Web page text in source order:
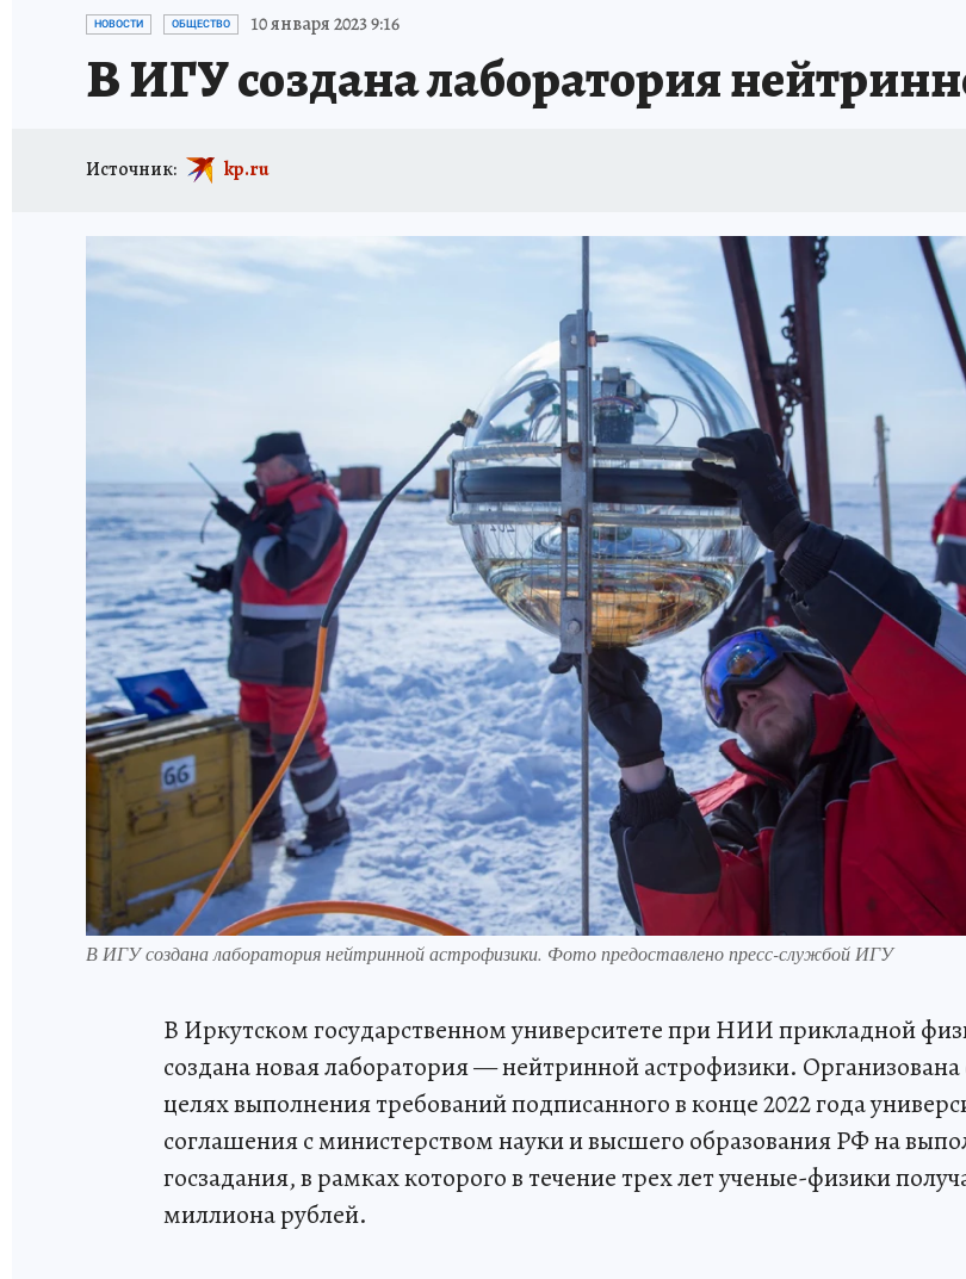
ПРОИСШЕСТВИЯ АФИША
НОВОСТИ ОБЩЕСТВО 10 января 2023 9:16
В ИГУ создана лаборатория
Источник: kp.ru
В ИГУ создана лаборатория нейтринной астрофизики. Фото предоставлено пресс-службой ИГУ
В Иркутском государственном университете при НИИ прикладной
создана новая лаборатория — нейтринной астрофизики. Организована
целях выполнения требований подписанного в конце 2022 года
соглашения с министерством науки и высшего образования РФ на
госзадания, в рамках которого в течение трех лет ученые-физики
миллиона рублей.